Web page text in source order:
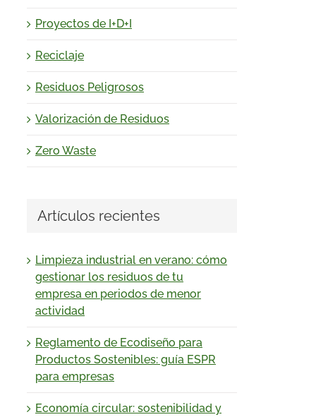
Proyectos de I+D+I
Reciclaje
Residuos Peligrosos
Valorización de Residuos
Zero Waste
Artículos recientes
Limpieza industrial en verano: cómo
gestionar los residuos de tu
empresa en periodos de menor
actividad
Reglamento de Ecodiseño para
Productos Sostenibles: guía ESPR
para empresas
Economía circular: sostenibilidad y